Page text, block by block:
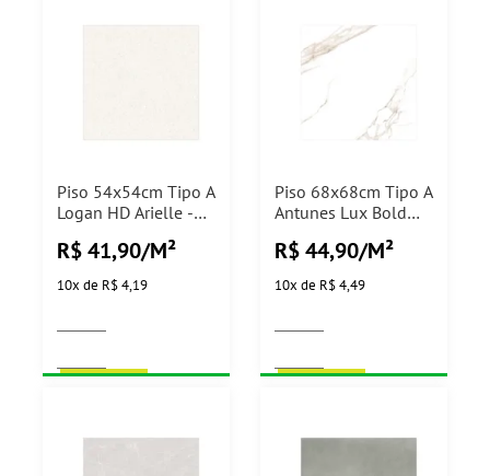
Piso 54x54cm Tipo A
Logan HD Arielle -
R$ 41,90/M²
10x de R$ 4,19
Piso 68x68cm Tipo A
Antunes Lux Bold
R$ 44,90/M²
10x de R$ 4,49